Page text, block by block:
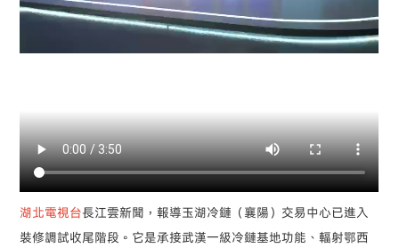
湖北電視台長江雲新聞，報導玉湖冷鏈（襄陽）交易中心已進入
裝修調試收尾階段。它是承接武漢一級冷鏈基地功能、輻射鄂西